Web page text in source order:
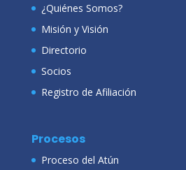
¿Quiénes Somos?
Misión y Visión
Directorio
Socios
Registro de Afiliación
Procesos
Proceso del Atún